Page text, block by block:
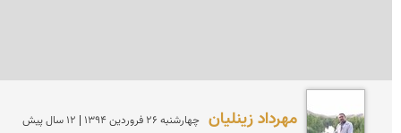
مهرداد زینلیان چهارشنبه 26 فروردين 1394 | 12 سال پیش